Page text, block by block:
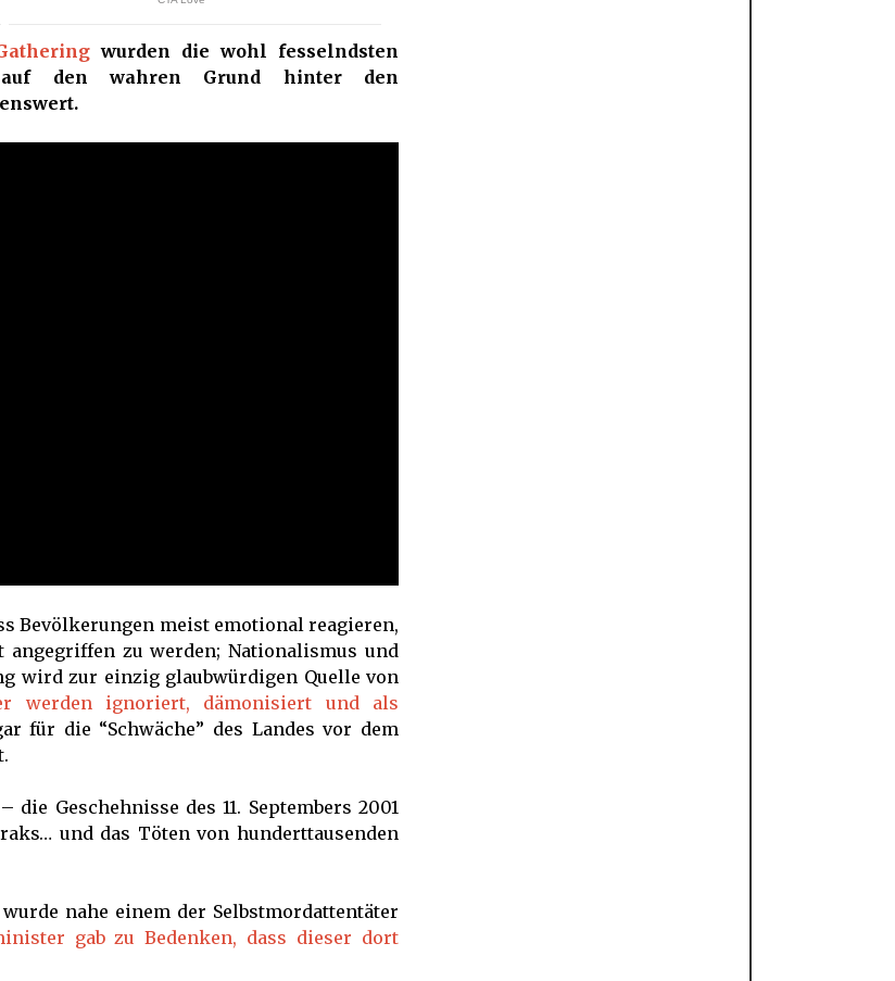
wurden die wohl fesselndsten
auf den wahren Grund hinter den
Bevölkerungen meist emotional reagieren,
zu werden; Nationalismus und
wird zur einzig glaubwürdigen Quelle von
werden ignoriert, dämonisiert und als
für die “Schwäche” des Landes vor dem
Geschehnisse des 11. Septembers 2001
und das Töten von hunderttausenden
nahe einem der Selbstmordattentäter
gab zu Bedenken, dass dieser dort